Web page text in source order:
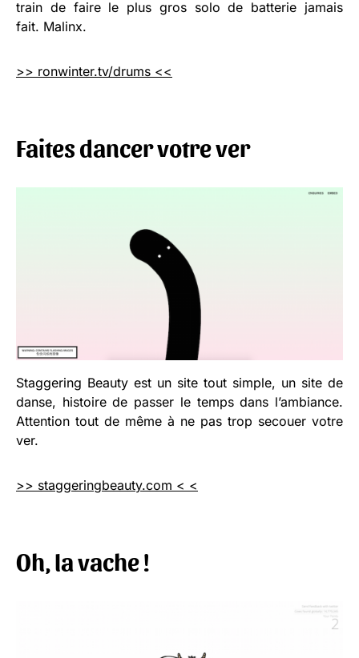
train de faire le plus gros solo de batterie jamais
fait. Malinx.
>> ronwinter.tv/drums <<
Faites dancer votre ver
Staggering Beauty est un site tout simple, un site de
danse, histoire de passer le temps dans l’ambiance.
Attention tout de même à ne pas trop secouer votre
ver.
>> staggeringbeauty.com < <
Oh, la vache !